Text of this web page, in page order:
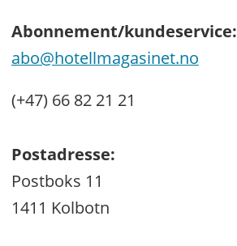
Abonnement/kundeservice:
abo@hotellmagasinet.no
(+47) 66 82 21 21
Postadresse:
Postboks 11
1411 Kolbotn